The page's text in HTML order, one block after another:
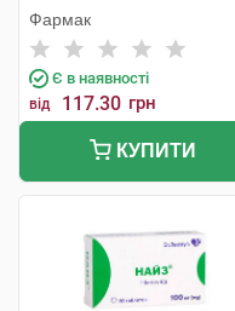
Фармак
Є в наявності
від 117.30 грн
КУПИТИ